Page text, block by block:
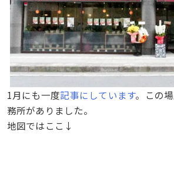
1月にも一度記事にしています。この
務所がありました。
地図ではここ↓